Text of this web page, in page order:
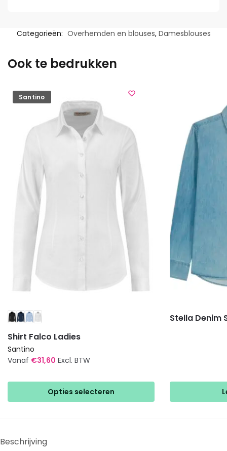
Categorieën: Overhemden en blouses, Damesblouses
Ook te bedrukken
Santino
Shirt Falco Ladies
Santino
Vanaf €31,60 Excl. BTW
Opties selecteren
heeft
Deze
Stella Denim
Beschrijving